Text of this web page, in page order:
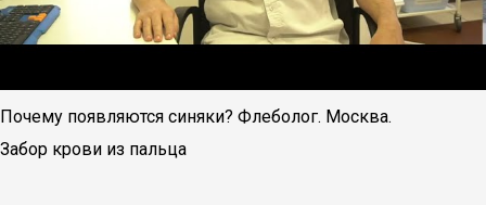
Почему появляются синяки? Флеболог. Москва.
Забор крови из пальца